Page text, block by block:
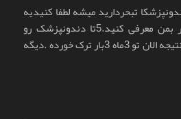
تبحردارید میشه لطفا کنیدیه
دندونپزشک بادقت وماهر بمن معرفی کنید.5تا دندونپزشک رو
دندون جلوم کار کردن در نتیجه الان تو 3ماه 3بار ترک خورده .دیگه